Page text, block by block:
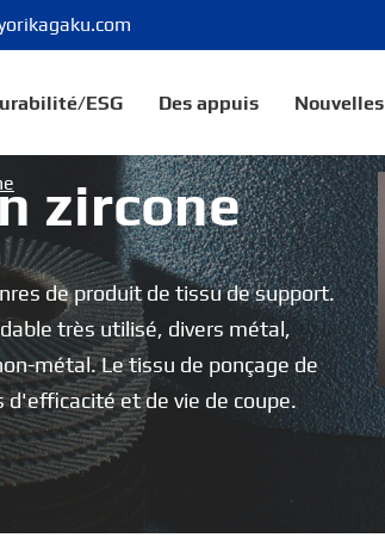
ESG Des appuis Nouvelles
zircone
de produit de tissu de support.
très utilisé, divers métal,
métal. Le tissu de ponçage de
d'efficacité et de vie de coupe.